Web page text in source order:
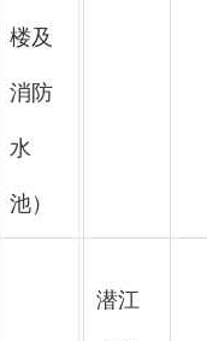
楼及
消防
水
池）
潜江